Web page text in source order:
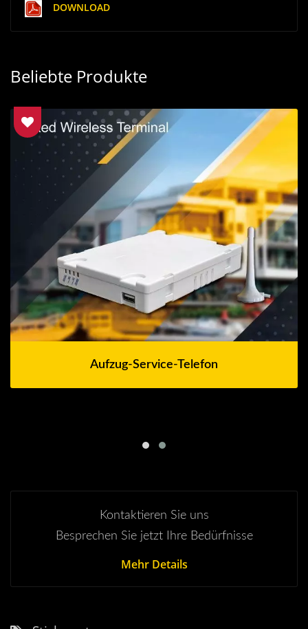
DOWNLOAD
Beliebte Produkte
Aufzug-Service-Telefon
Kontaktieren Sie uns
Besprechen Sie jetzt Ihre Bedürfnisse
Mehr Details